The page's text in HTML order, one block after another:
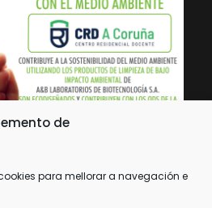
de
para mellorar a navegación e